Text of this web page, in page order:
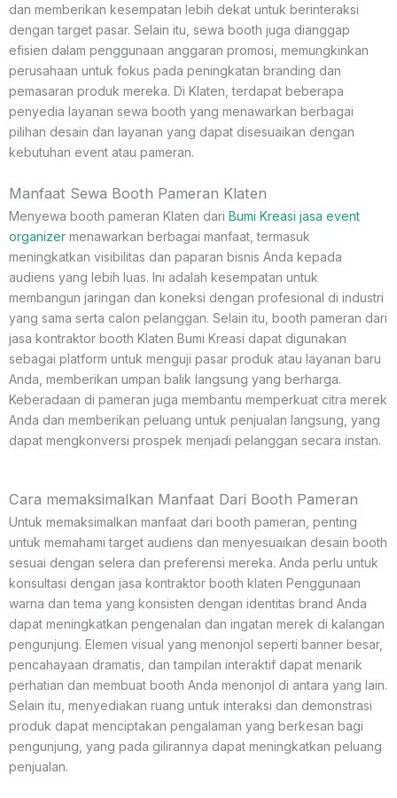
dan memberikan kesempatan lebih dekat untuk berinteraksi
dengan target pasar. Selain itu, sewa booth juga dianggap
efisien dalam penggunaan anggaran promosi, memungkinkan
perusahaan untuk fokus pada peningkatan branding dan
pemasaran produk mereka. Di Klaten, terdapat beberapa
penyedia layanan sewa booth yang menawarkan berbagai
pilihan desain dan layanan yang dapat disesuaikan dengan
kebutuhan event atau pameran.
Manfaat Sewa Booth Pameran Klaten
Menyewa booth pameran Klaten dari Bumi Kreasi jasa event
organizer menawarkan berbagai manfaat, termasuk
meningkatkan visibilitas dan paparan bisnis Anda kepada
audiens yang lebih luas. Ini adalah kesempatan untuk
membangun jaringan dan koneksi dengan profesional di industri
yang sama serta calon pelanggan. Selain itu, booth pameran dari
jasa kontraktor booth Klaten Bumi Kreasi dapat digunakan
sebagai platform untuk menguji pasar produk atau layanan baru
Anda, memberikan umpan balik langsung yang berharga.
Keberadaan di pameran juga membantu memperkuat citra merek
Anda dan memberikan peluang untuk penjualan langsung, yang
dapat mengkonversi prospek menjadi pelanggan secara instan.
Cara memaksimalkan Manfaat Dari Booth Pameran
Untuk memaksimalkan manfaat dari booth pameran, penting
untuk memahami target audiens dan menyesuaikan desain booth
sesuai dengan selera dan preferensi mereka. Anda perlu untuk
konsultasi dengan jasa kontraktor booth klaten Penggunaan
warna dan tema yang konsisten dengan identitas brand Anda
dapat meningkatkan pengenalan dan ingatan merek di kalangan
pengunjung. Elemen visual yang menonjol seperti banner besar,
pencahayaan dramatis, dan tampilan interaktif dapat menarik
perhatian dan membuat booth Anda menonjol di antara yang lain.
Selain itu, menyediakan ruang untuk interaksi dan demonstrasi
produk dapat menciptakan pengalaman yang berkesan bagi
pengunjung, yang pada gilirannya dapat meningkatkan peluang
penjualan.